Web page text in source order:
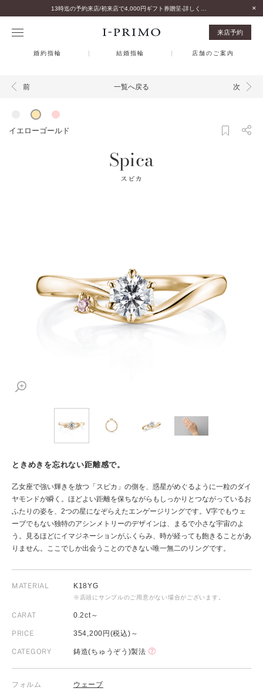
来店予約
婚約指輪 結婚指輪 店舗のご案内
前 一覧へ戻る 次
イエローゴールド
Spica
スピカ
ときめきを忘れない距離感で。
乙女座で強い輝きを放つ「スピカ」の側を、惑星がめぐるように一粒のダイ
ヤモンドが瞬く。ほどよい距離を保ちながらもしっかりとつながっているお
ふたりの姿を、2つの星になぞらえたエンゲージリングです。V字でもウェ
ーブでもない独特のアシンメトリーのデザインは、まるで小さな宇宙のよ
う。見るほどにイマジネーションがふくらみ、時が経っても飽きることがあ
りません。ここでしか出会うことのできない唯一無二のリングです。
MATERIAL K18YG
※店頭にサンプルのご用意がない場合がございます。
CARAT 0.2ct～
PRICE 354,200円(税込)～
CATEGORY 鋳造(ちゅうぞう)製法
フォルム ウェーブ